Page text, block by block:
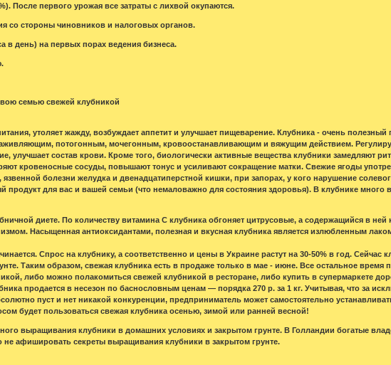
После первого урожая все затраты с лихвой окупаются.
со стороны чиновников и налоговых органов.
в день) на первых порах ведения бизнеса.
семью свежей клубникой
утоляет жажду, возбуждает аппетит и улучшает пищеварение. Клубника - очень полезный
потогонным, мочегонным, кровоостанавливающим и вяжущим действием.
улучшает состав крови. Кроме того, биологически активные вещества клубники замедляют
кровеносные сосуды, повышают тонус и усиливают сокращение матки. Свежие ягоды
язвенной болезни желудка и двенадцатиперстной кишки, при запорах, у кого нарушение
продукт для вас и вашей семьи (что немаловажно для состояния здоровья). В клубнике много
диете. По количеству витамина С клубника обгоняет цитрусовые, а содержащийся в ней
Насыщенная антиоксидантами, полезная и вкусная клубника является излюбленным
Спрос на клубнику, а соответственно и цены в Украине растут на 30-50% в год. Сейчас
Таким образом, свежая клубника есть в продаже только в мае - июне. Все остальное время
либо можно полакомиться свежей клубникой в ресторане, либо купить в супермаркете
продается в несезон по баснословным ценам — порядка 270 р. за 1 кг. Учитывая, что за
пуст и нет никакой конкуренции, предприниматель может самостоятельно
будет пользоваться свежая клубника осенью, зимой или ранней весной!
выращивания клубники в домашних условиях и закрытом грунте. В Голландии богатые
не афишировать секреты выращивания клубники в закрытом грунте.